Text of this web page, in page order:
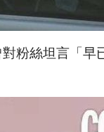
粉絲坦言「早